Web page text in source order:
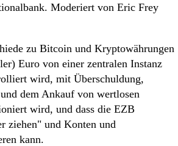
Moderiert von Eric Frey
zu Bitcoin und Kryptowährungen
Euro von einer zentralen Instanz
wird, mit Überschuldung,
dem Ankauf von wertlosen
wird, und dass die EZB
ziehen" und Konten und
kann.